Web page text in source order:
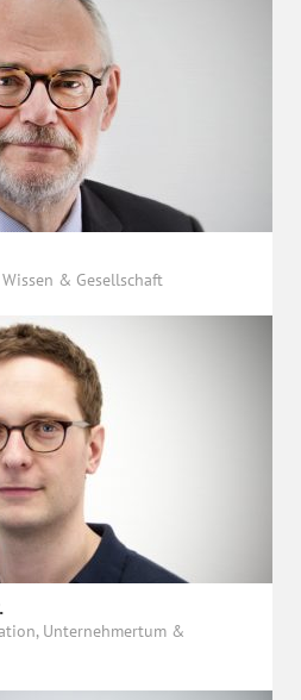
& Gesellschaft
Unternehmertum &